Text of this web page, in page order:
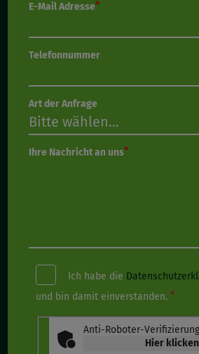
E-Mail Adresse
Telefonnummer
Art der Anfrage
Ihre Nachricht an uns
Ich habe die
und bin damit einverstanden.
Anti-Roboter-Verifizierung
Hier klicken